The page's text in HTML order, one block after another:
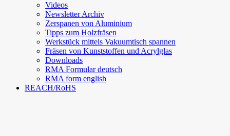
Videos
Newsletter Archiv
Zerspanen von Aluminium
Tipps zum Holzfräsen
Werkstück mittels Vakuumtisch spannen
Fräsen von Kunststoffen und Acrylglas
Downloads
RMA Formular deutsch
RMA form english
REACH/RoHS